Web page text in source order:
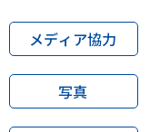
メディア協力
写真